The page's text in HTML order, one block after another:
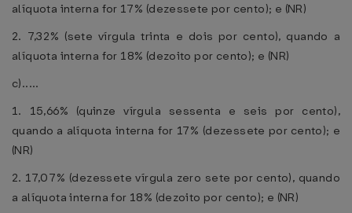
alíquota interna for 17% (dezessete por cento); e (NR)
2. 7,32% (sete vírgula trinta e dois por cento), quando a
alíquota interna for 18% (dezoito por cento); e (NR)
c).....
1. 15,66% (quinze vírgula sessenta e seis por cento),
quando a alíquota interna for 17% (dezessete por cento); e
(NR)
2. 17,07% (dezessete vírgula zero sete por cento), quando
a alíquota interna for 18% (dezoito por cento); e (NR)